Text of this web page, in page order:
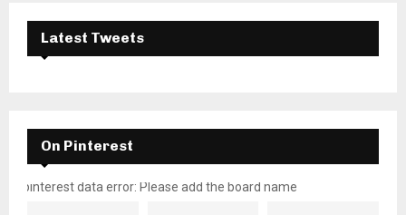
Latest Tweets
On Pinterest
pinterest data error: Please add the board name